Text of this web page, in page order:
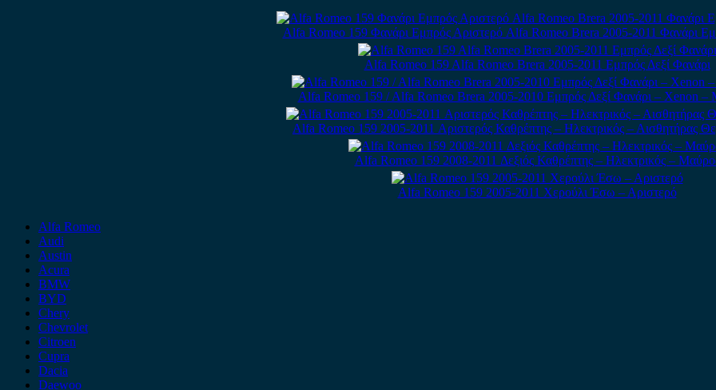
Alfa Romeo 159 Φανάρι Εμπρός Αριστερό Alfa Romeo Brera 2005-2011 Φανάρι
Alfa Romeo 159 Alfa Romeo Brera 2005-2011 Εμπρός Δεξί Φανάρι
Alfa Romeo 159 / Alfa Romeo Brera 2005-2010 Εμπρός Δεξί Φανάρι – Xenon –
Alfa Romeo 159 2005-2011 Αριστερός Καθρέπτης – Ηλεκτρικός – Αισθητήρας
Alfa Romeo 159 2008-2011 Δεξιός Καθρέπτης – Ηλεκτρικός –
Alfa Romeo 159 2005-2011 Χερούλι Έσω – Αριστερό
Alfa Romeo
Audi
Austin
Acura
BMW
BYD
Chery
Chevrolet
Citroen
Cupra
Dacia
Daewoo